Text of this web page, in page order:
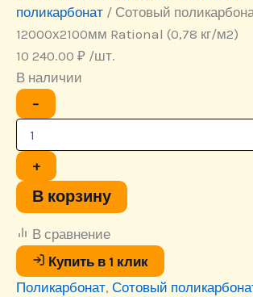
поликарбонат / Сотовый
12000х2100мм Rational (0,78 кг/м2)
10 240.00 ₽ /шт.
В наличии
−
Количество
товара
6
мм
12000х2100мм
Rational
кг/
м2)
+
В корзину
В сравнение
Купить в 1 клик
Поликарбонат, Сотовый